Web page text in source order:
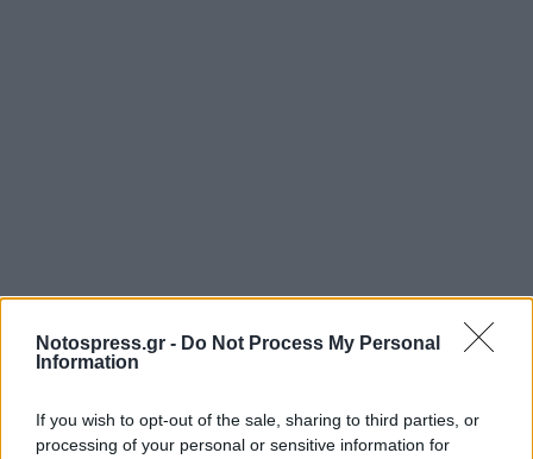
Notospress.gr - Do Not Process My Personal
Information
If you wish to opt-out of the sale, sharing to third parties, or
processing of your personal or sensitive information for